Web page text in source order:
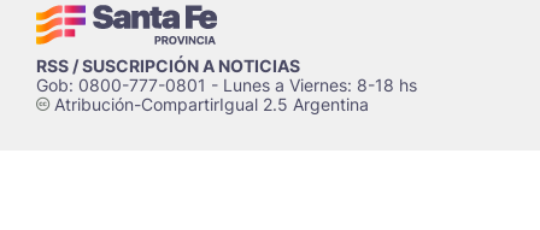
RSS / SUSCRIPCIÓN A NOTICIAS
Gob: 0800-777-0801 - Lunes a Viernes: 8-18 hs
cAtribución-CompartirIgual 2.5 Argentina